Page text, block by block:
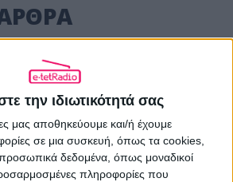
την ιδιωτικότητά σας
μας αποθηκεύουμε και/ή έχουμε
σε μια συσκευή, όπως τα cookies,
προσωπικά δεδομένα, όπως μοναδικοί
πληροφορίες που